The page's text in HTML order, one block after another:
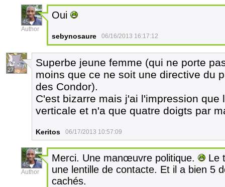
45
Author
Oui
sebynosaure 06/16/2013 16:17:12
27
Superbe jeune femme (qui ne porte
moins que ce ne soit une directive du
des Condor).
C'est bizarre mais j'ai l'impression
verticale et n'a que quatre doigts par
Keritos 06/17/2013 10:57:09
45
Author
Merci. Une manœuvre politique.
Le
une lentille de contacte. Et il a bien 5
cachés.